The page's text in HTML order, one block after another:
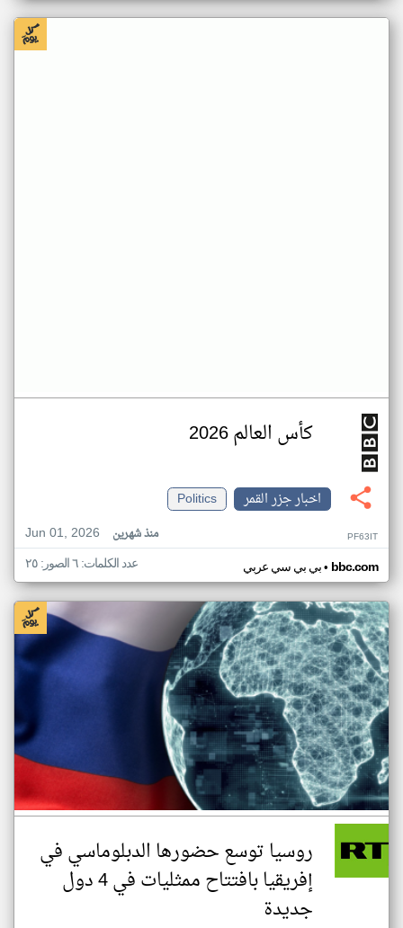
كأس العالم 2026
اخبار جزر القمر
Politics
Jun 01, 2026
منذ شهرين PF63IT
بي بي سي عربي• bbc.com عدد الكلمات: ٦ الصور: ٢٥
روسيا توسع حضورها الدبلوماسي في
إفريقيا بافتتاح ممثليات في 4 دول
جديدة